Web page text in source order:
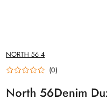
NAZWA
PRODUCENTA:
NORTH 56 4
(0)
North 56Denim